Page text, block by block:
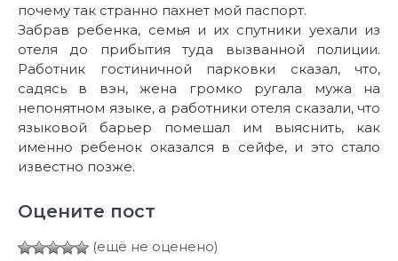
почему так странно пахнет мой паспорт.
Забрав ребенка, семья и их спутники уехали из
отеля до прибытия туда вызванной полиции.
Работник гостиничной парковки сказал, что,
садясь в вэн, жена громко ругала мужа на
непонятном языке, а работники отеля сказали, что
языковой барьер помешал им выяснить, как
именно ребенок оказался в сейфе, и это стало
известно позже.
Оцените пост
(ещё не оценено)